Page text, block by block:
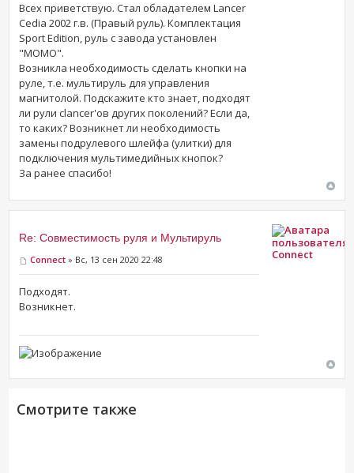
Всех приветствую. Стал обладателем Lancer
Cedia 2002 г.в. (Правый руль). Комплектация
Sport Edition, руль с завода установлен
"MOMO".
Возникла необходимость сделать кнопки на
руле, т.е. мультируль для управления
магнитолой. Подскажите кто знает, подходят
ли рули сlancer'ов других поколений? Если да,
то каких? Возникнет ли необходимость
замены подрулевого шлейфа (улитки) для
подключения мультимедийных кнопок?
За ранее спасибо!
Re: Совместимость руля и Мультируль
Connect » Вс, 13 сен 2020 22:48
Подходят.
Возникнет.
Connect
Смотрите также